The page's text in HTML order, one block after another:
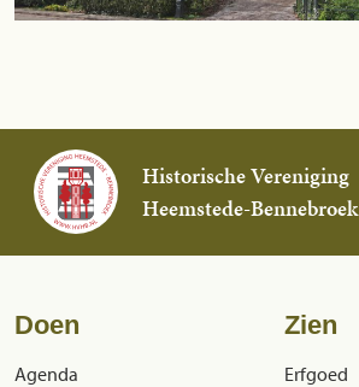
Historische Vereniging
Heemstede-Bennebroek
Doen
Agenda
Zien
Erfgoed